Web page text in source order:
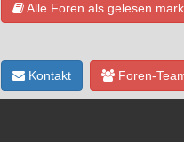
Alle Foren als gelesen
Kontakt Foren-